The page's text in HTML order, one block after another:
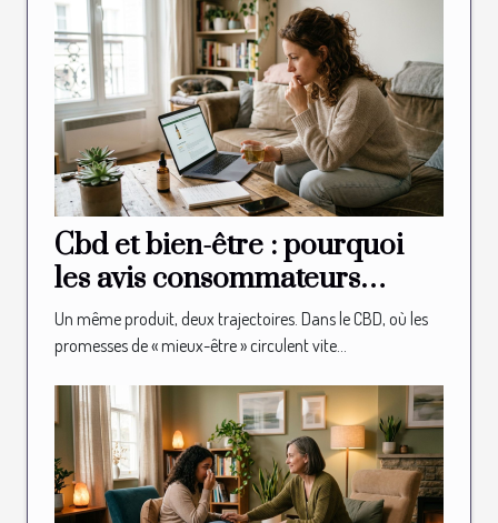
Cbd et bien-être : pourquoi
les avis consommateurs
influencent-ils vraiment vos
ventes ?
Un même produit, deux trajectoires. Dans le CBD, où les
promesses de « mieux-être » circulent vite...